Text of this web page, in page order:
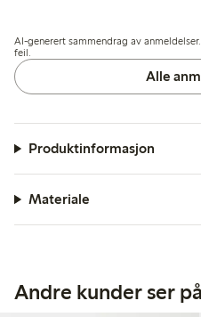
redusert holdbarhet etter vask.
AI-generert sammendrag av
feil.
Alle
Produktinformasjon
Materiale
Andre kunder ser på